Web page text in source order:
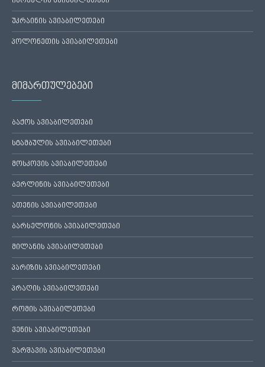
უკრაინის ავიაბილეთები
პოლონეთის ავიაბილეთები
მიმართულებები
ბაქოს ავიაბილეთები
სტამბულის ავიაბილეთები
მოსკოვის ავიაბილეთები
ბერლინის ავიაბილეთები
ათენის ავიაბილეთები
ბარსელონის ავიაბილეთები
მილანის ავიაბილეთები
პარიზის ავიაბილეთები
პრაღის ავიაბილეთები
რომის ავიაბილეთები
ვენის ავიაბილეთები
ვარშავის ავიაბილეთები